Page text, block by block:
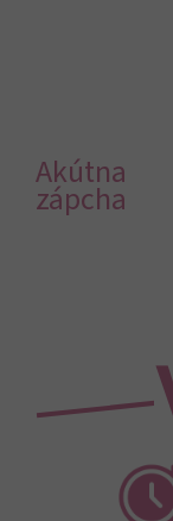
Akútna
zápcha